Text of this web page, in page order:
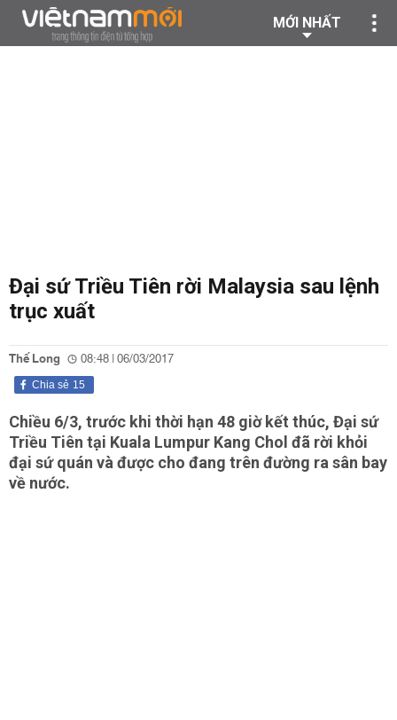
MỚI NHẤT
Đại sứ Triều Tiên rời Malaysia sau lệnh
trục xuất
Thế Long 08:48 | 06/03/2017
15
Chia sẻ
Chiều 6/3, trước khi thời hạn 48 giờ kết thúc, Đại sứ
Triều Tiên tại Kuala Lumpur Kang Chol đã rời khỏi
đại sứ quán và được cho đang trên đường ra sân bay
về nước.